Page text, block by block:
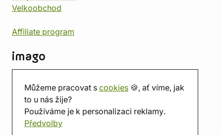
Můžeme pracovat s cookies 🍪, ať víme, jak
to u nás žije?
Používáme je k personalizaci reklamy.
Předvolby
Velkoobchod
Affiliate program
imago
Prodejna
Herna
O nás
Hodnocení obchodu